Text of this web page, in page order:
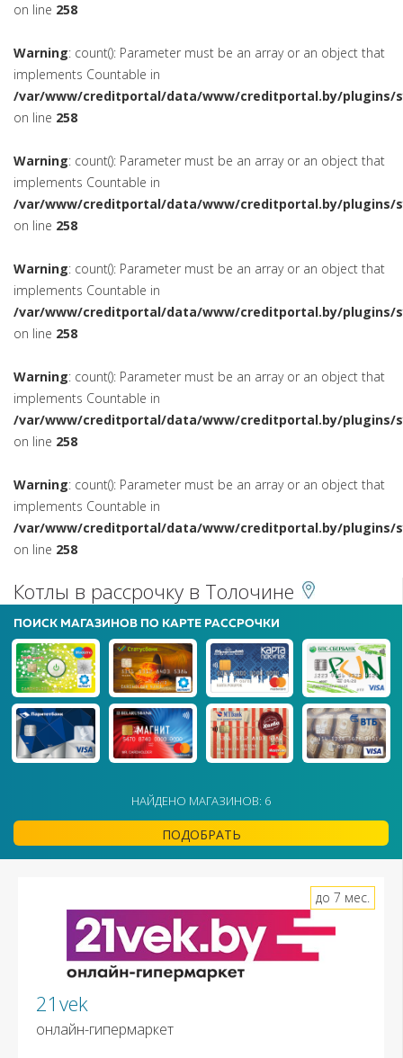
on line 258
Warning: count(): Parameter must be an array or an object that
implements Countable in
/var/www/creditportal/data/www/creditportal.by/plugins/
on line 258
Warning: count(): Parameter must be an array or an object that
implements Countable in
/var/www/creditportal/data/www/creditportal.by/plugins/
on line 258
Warning: count(): Parameter must be an array or an object that
implements Countable in
/var/www/creditportal/data/www/creditportal.by/plugins/
on line 258
Warning: count(): Parameter must be an array or an object that
implements Countable in
/var/www/creditportal/data/www/creditportal.by/plugins/
on line 258
Warning: count(): Parameter must be an array or an object that
implements Countable in
/var/www/creditportal/data/www/creditportal.by/plugins/
on line 258
Котлы в рассрочку в Толочине
ПОИСК МАГАЗИНОВ ПО КАРТЕ РАССРОЧКИ
НАЙДЕНО МАГАЗИНОВ: 6
ПОДОБРАТЬ
21vek
онлайн-гипермаркет
до 7 мес.